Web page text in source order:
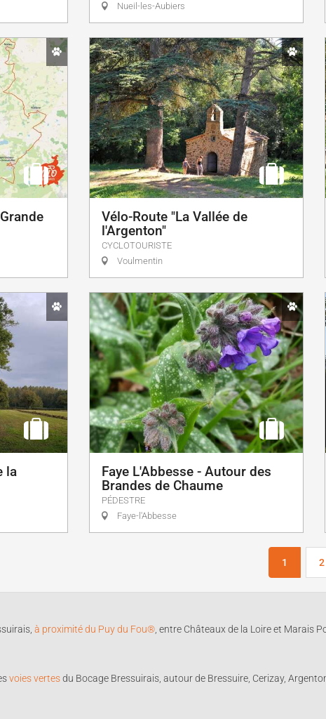
Nueil-les-Aubiers
Vélo-Route "La Vallée de
l'Argenton"
CYCLOTOURISTE
Voulmentin
la
Faye L'Abbesse - Autour des
Brandes de Chaume
PÉDESTRE
Faye-l'Abbesse
1 2
à proximité du Puy du Fou® , entre Châteaux de la Loire et Marais
voies vertesdu Bocage Bressuirais, autour de Bressuire, Cerizay,